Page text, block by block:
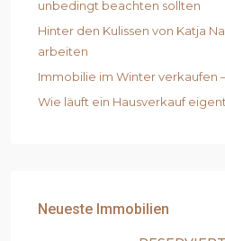
unbedingt beachten sollten
Hinter den Kulissen von Katja
arbeiten
Immobilie im Winter verkaufen
Wie läuft ein Hausverkauf
Neueste Immobilien